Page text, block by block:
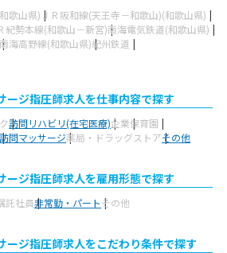
歌山県) ＪＲ阪和線(天王寺－和歌山)(和歌山県)
紀勢本線(和歌山－新宮)南海電気鉄道(和歌山県)
南海高野線(和歌山県)紀州鉄道
ージ指圧師求人を仕事内容で探す
訪問リハビリ(在宅医療)企業保育園
訪問マッサージ薬局・ドラッグストアその他
ージ指圧師求人を雇用形態で探す
託社員非常勤・パートその他
ージ指圧師求人をこだわり条件で探す